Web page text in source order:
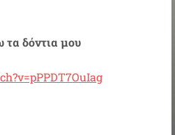
τα δόντια μου